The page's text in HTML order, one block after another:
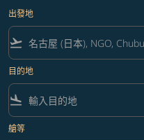
出發地
flight_takeoff
目的地
flight_land
艙等